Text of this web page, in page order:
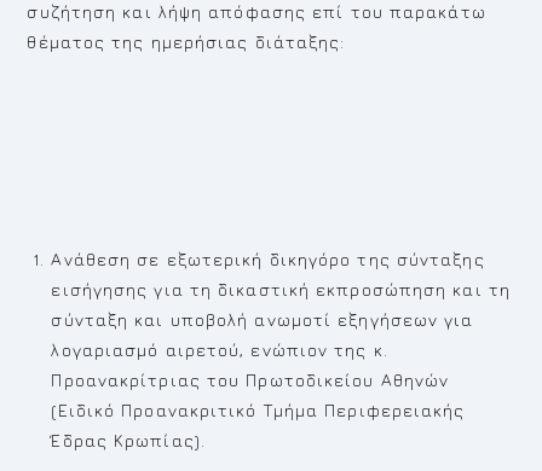
συζήτηση και λήψη απόφασης επί του παρακάτω
θέματος της ημερήσιας διάταξης:
Ανάθεση σε εξωτερική δικηγόρο της σύνταξης
εισήγησης για τη δικαστική εκπροσώπηση και τη
σύνταξη και υποβολή ανωμοτί εξηγήσεων για
λογαριασμό αιρετού, ενώπιον της κ.
Προανακρίτριας του Πρωτοδικείου Αθηνών
(Ειδικό Προανακριτικό Τμήμα Περιφερειακής
Έδρας Κρωπίας).